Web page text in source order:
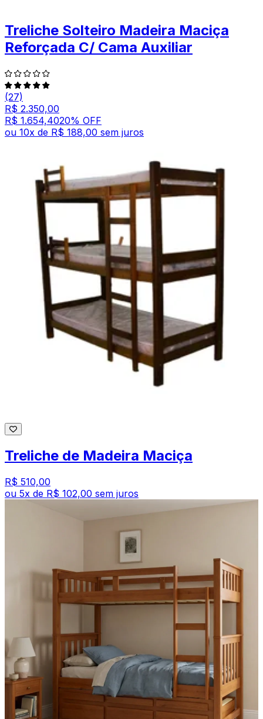
Treliche Solteiro Madeira Maciça
Reforçada C/ Cama Auxiliar
(27)
R$ 2.350,00
R$ 1.654,4020% OFF
ou 10x de R$ 188,00 sem juros
Treliche de Madeira Maciça
R$ 510,00
ou 5x de R$ 102,00 sem juros